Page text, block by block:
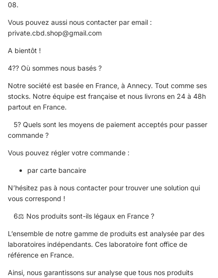
08.
Vous pouvez aussi nous contacter par email :
private.cbd.shop@gmail.com
A bientôt !
4?? Où sommes nous basés ?
Notre société est basée en France, à Annecy. Tout comme ses
stocks. Notre équipe est française et nous livrons en 24 à 48h
partout en France.
5? Quels sont les moyens de paiement acceptés pour passer
commande ?
Vous pouvez régler votre commande :
par carte bancaire
N’hésitez pas à nous contacter pour trouver une solution qui
vous correspond !
6⚖️ Nos produits sont-ils légaux en France ?
L’ensemble de notre gamme de produits est analysée par des
laboratoires indépendants. Ces laboratoire font office de
référence en France.
Ainsi, nous garantissons sur analyse que tous nos produits